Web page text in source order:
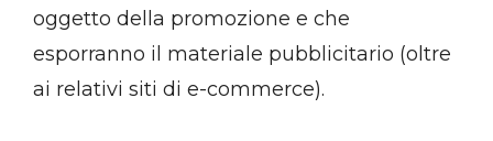
oggetto della promozione e che
esporranno il materiale pubblicitario (oltre
ai relativi siti di e-commerce).